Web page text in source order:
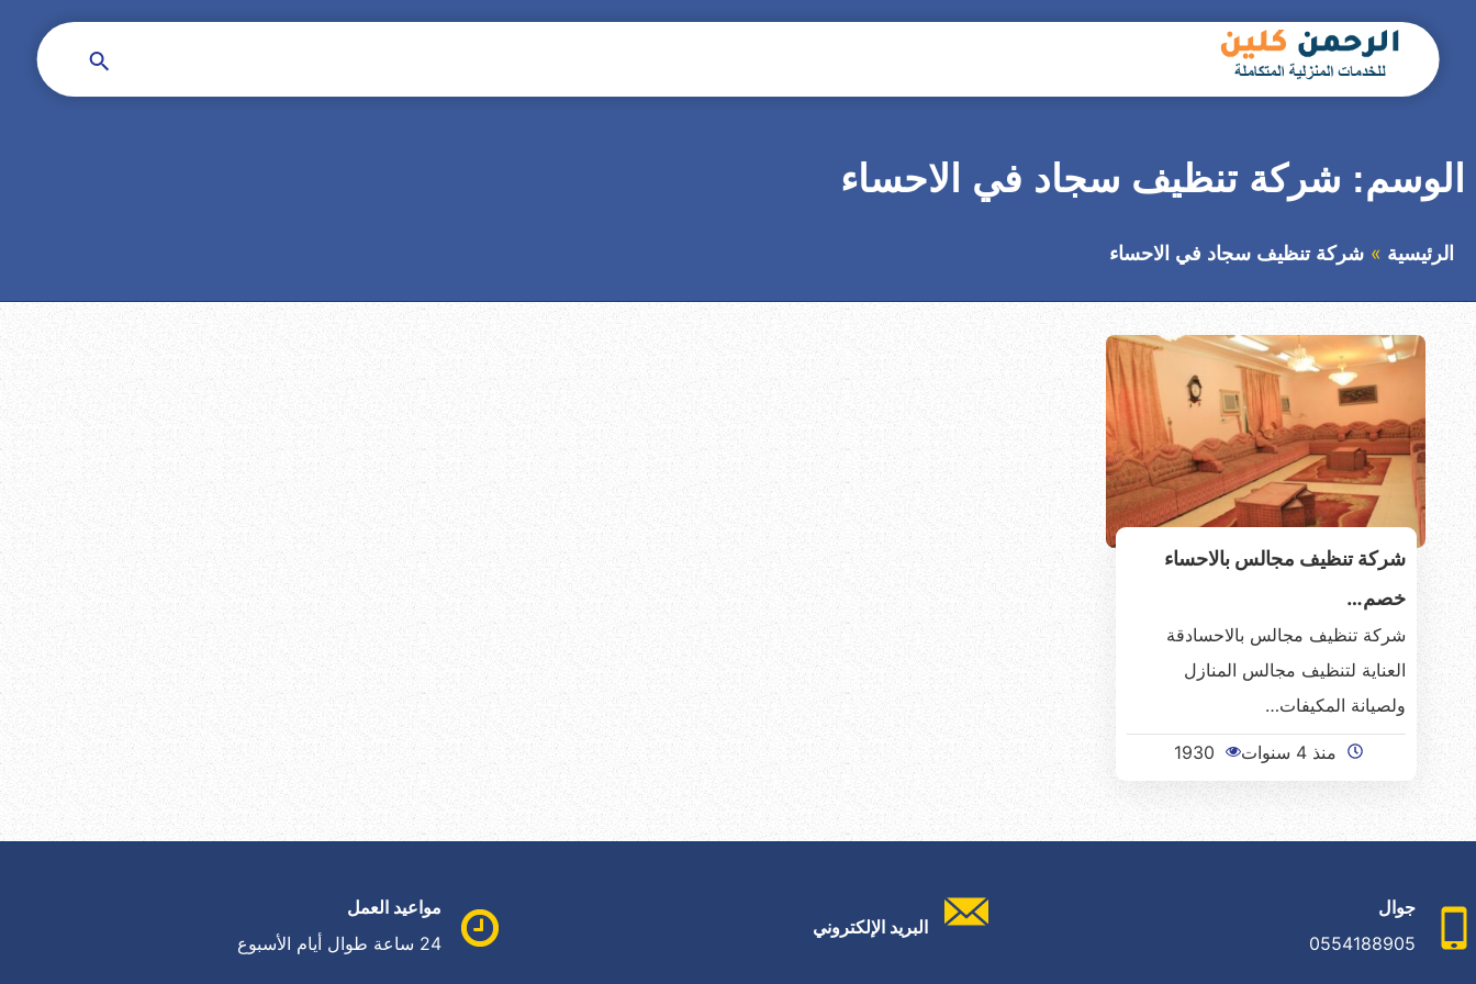
المحتوى
الوسم: شركة تنظيف سجاد في الاحساء
الرئيسية شركة تنظيف سجاد في الاحساء
شركة تنظيف مجالس بالاحساء
خصم…
شركة تنظيف مجالس بالاحسادقة
العناية لتنظيف مجالس المنازل
ولصيانة المكيفات…
منذ 4 سنوات 1930
جوال
0554188905
البريد الإلكتروني
مواعيد العمل
24 ساعة طوال أيام الأسبوع